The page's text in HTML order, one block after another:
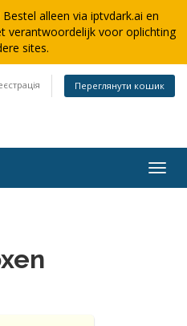
alleen via iptvdark.ai en
verantwoordelijk voor oplichting
sites.
Переглянути кошик